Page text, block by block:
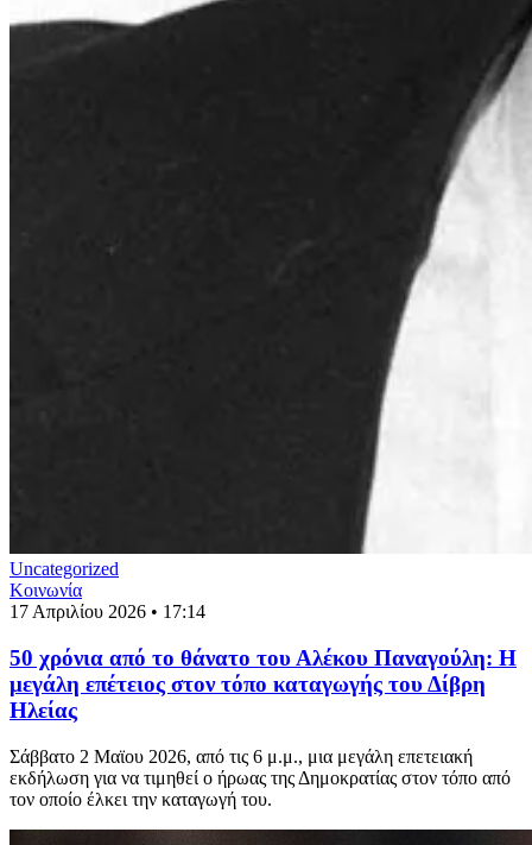
Uncategorized
Κοινωνία
17 Απριλίου 2026 • 17:14
50 χρόνια από το θάνατο του Αλέκου Παναγούλη: Η
μεγάλη επέτειος στον τόπο καταγωγής του Δίβρη
Ηλείας
Σάββατο 2 Μαϊου 2026, από τις 6 μ.μ., μια μεγάλη επετειακή
εκδήλωση για να τιμηθεί ο ήρωας της Δημοκρατίας στον τόπο από
τον οποίο έλκει την καταγωγή του.